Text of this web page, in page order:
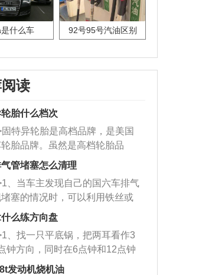
什么车 92号95号汽油区别
读
轮胎什么档次
特异轮胎是高档品牌，是美国
胎品牌。虽然是高档轮胎品
中高低端的轮胎都有生产，这
了更好的开拓市场。
气管堵塞怎么清理
、当车主发现自己的国六车排气
塞的情况时，可以利用铁丝或
棍，直接将杂物给取出来，如果
况比较严重，也可以采取应急措
、直接利用木棍将所有的
排气管里面的位置处，然后将
器拆解开，就可以将堵塞的东
么练方向盘
、找一只平底锅，把两耳看作3
钟方向，同时在6点钟和12点钟
一个标记。 <&list>2、双手握住
发动机烧机油